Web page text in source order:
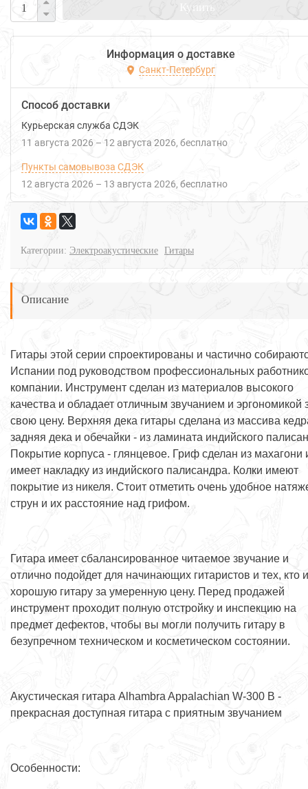
Купить
Информация о доставке
Санкт-Петербург
Способ доставки
Курьерская служба СДЭК
11 августа 2026 – 12 августа 2026 Бесплатно
Пункты самовывоза СДЭК
12 августа 2026 – 13 августа 2026 Бесплатно
Категории: Электроакустические Гитары
Описание
Гитары этой серии спроектированы и частично
Испании под руководством профессиональных
компании. Инструмент сделан из материалов высокого
качества и обладает отличным звучанием и эргономикой
свою цену. Верхняя дека гитары сделана из массива
задняя дека и обечайки - из ламината индийского
Покрытие корпуса - глянцевое. Гриф сделан из махагони
имеет накладку из индийского палисандра. Колки имеют
покрытие из никеля. Стоит отметить очень удобное
струн и их расстояние над грифом.
Гитара имеет сбалансированное читаемое звучание и
отлично подойдет для начинающих гитаристов и тех, кто
хорошую гитару за умеренную цену. Перед продажей
инструмент проходит полную отстройку и инспекцию на
предмет дефектов, чтобы вы могли получить гитару в
безупречном техническом и косметическом состоянии.
Акустическая гитара Alhambra Appalachian W-300 B -
прекрасная доступная гитара с приятным звучанием
Особенности: